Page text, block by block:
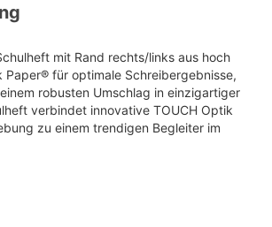
mit Rand rechts/links aus hoch
Paper® für optimale Schreibergebnisse,
robusten Umschlag in einzigartiger
verbindet innovative TOUCH Optik
zu einem trendigen Begleiter im